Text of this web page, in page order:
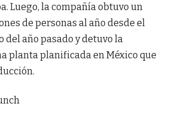
Luego, la compañía obtuvo un
de personas al año desde el
del año pasado y detuvo la
planta planificada en México que